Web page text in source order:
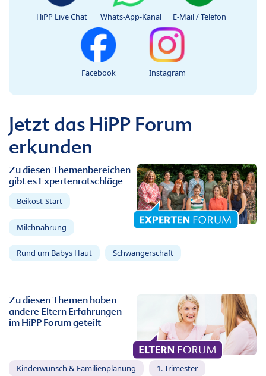
HiPP Live Chat Whats-App-Kanal E-Mail / Telefon
Facebook Instagram
Jetzt das HiPP Forum
erkunden
Zu diesen Themenbereichen
gibt es Expertenratschläge
Beikost-Start
Milchnahrung
Rund um Babys Haut Schwangerschaft
Zu diesen Themen haben
andere Eltern Erfahrungen
im HiPP Forum geteilt
Kinderwunsch & Familienplanung 1. Trimester